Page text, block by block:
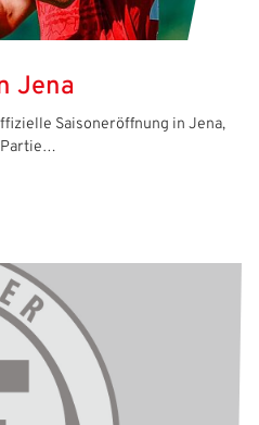
Jena
Saisoneröffnung in Jena,
Partie…